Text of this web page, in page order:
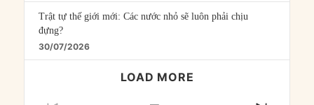
Trật tự thế giới mới: Các nước nhỏ sẽ luôn phải chịu
đựng?
30/07/2026
LOAD MORE